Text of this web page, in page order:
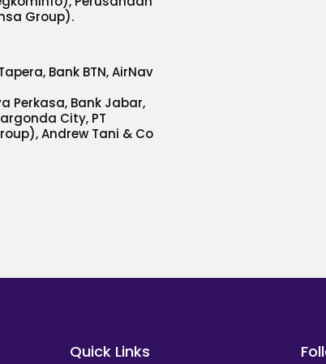
Group).
Tapera, Bank BTN, AirNav
Perkasa, Bank Jabar,
City, PT
Andrew Tani & Co
Quick Links